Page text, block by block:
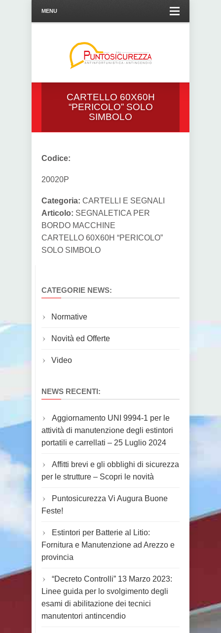
MENU
CARTELLO 60X60H
“PERICOLO” SOLO
SIMBOLO
Codice:
20020P
Categoria: CARTELLI E SEGNALI
Articolo: SEGNALETICA PER
BORDO MACCHINE
CARTELLO 60X60H “PERICOLO”
SOLO SIMBOLO
CATEGORIE NEWS:
Normative
Novità ed Offerte
Video
NEWS RECENTI:
Aggiornamento UNI 9994-1 per le
attività di manutenzione degli estintori
portatili e carrellati – 25 Luglio 2024
Affitti brevi e gli obblighi di sicurezza
per le strutture – Scopri le novità
Puntosicurezza Vi Augura Buone
Feste!
Estintori per Batterie al Litio:
Fornitura e Manutenzione ad Arezzo e
provincia
“Decreto Controlli” 13 Marzo 2023:
Linee guida per lo svolgimento degli
esami di abilitazione dei tecnici
manutentori antincendio